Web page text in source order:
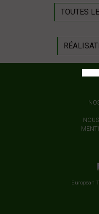
TOUTES
European